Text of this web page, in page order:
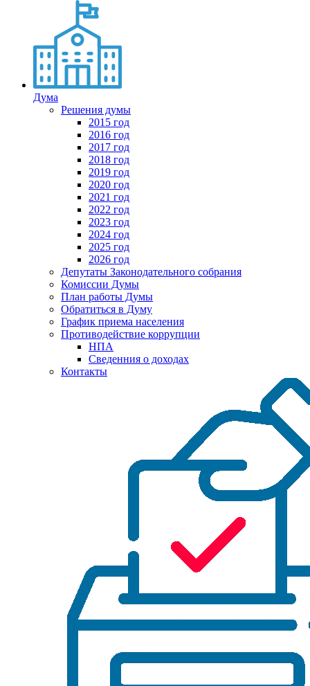
Дума
Решения думы
2015 год
2016 год
2017 год
2018 год
2019 год
2020 год
2021 год
2022 год
2023 год
2024 год
2025 год
2026 год
Депутаты Законодательного собрания
Комиссии Думы
План работы Думы
Обратиться в Думу
График приема населения
Противодействие коррупции
НПА
Сведенния о доходах
Контакты